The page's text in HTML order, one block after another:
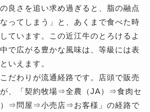
良さを追い求め過ぎると、脂の融点
ってしまう」と、あくまで食べた時
ています。この近江牛のとろけるよ
で広がる豊かな風味は、等級には表
いえます。
だわりが流通経路です。店頭で販売
が、「契約牧場⇒全農（JA）⇒食肉セ
）⇒問屋⇒小売店⇒お客様」の経路で